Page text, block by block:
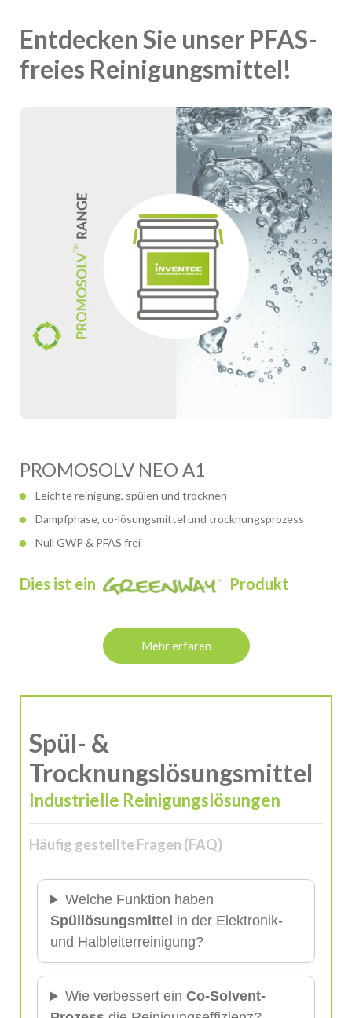
Entdecken Sie unser PFAS-
freies Reinigungsmittel!
PROMOSOLV NEO A1
Leichte reinigung, spülen und trocknen
Dampfphase, co-lösungsmittel und trocknungsprozess
Null GWP & PFAS frei
Dies ist ein Produkt
Mehr erfaren
Spül- &
Trocknungslösungsmittel
Industrielle Reinigungslösungen
Häufig gestellte Fragen (FAQ)
Welche Funktion haben
Spüllösungsmittel in der Elektronik-
und Halbleiterreinigung?
Wie verbessert ein Co-Solvent-